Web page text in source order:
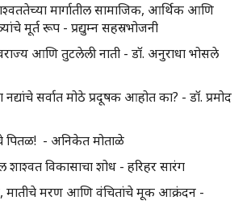
मार्गातील सामाजिक, आर्थिक आणि
मूर्त रूप - प्रद्युम्न सहस्रभोजनी
आणि तुटलेली नाती - डॉ. अनुराधा भोसले
सर्वात मोठे प्रदूषक आहोत का? - डॉ. प्रमोद
पितळ! - अनिकेत मोताळे
शाश्वत विकासाचा शोध - हरिहर सारंग
मातीचे मरण आणि वंचितांचे मूक आक्रंदन -